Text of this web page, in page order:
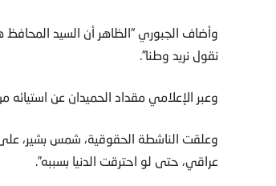
وأضاف الجبوري “الظاهر أن السيد المحافظ
نقول نريد وطنا”.
وعبر الإعلامي مقداد الحميدان عن استيائه
وعلقت الناشطة الحقوقية، شمس بشير،
عراقي، حتى لو احترقت الدنيا بسببه”.